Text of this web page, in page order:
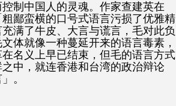
制中国人的灵魂。作家查建英在
鄙蛮横的口号式语言污损了优雅精
满了牛皮、大言与谎言，毛对此负
体就像一种蔓延开来的语言毒素，
名义上早已结束，但毛的语言方式
中，就连香港和台湾的政治辩论
。